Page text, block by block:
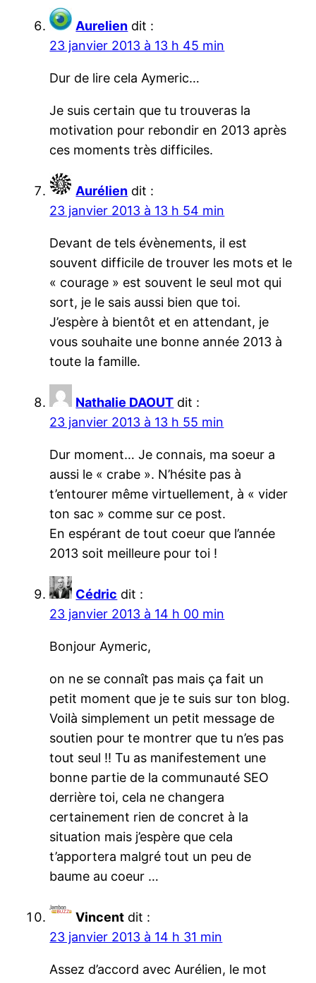
Aurelien dit :
23 janvier 2013 à 13 h 45 min
Dur de lire cela Aymeric…
Je suis certain que tu trouveras la
motivation pour rebondir en 2013 après
ces moments très difficiles.
Aurélien dit :
23 janvier 2013 à 13 h 54 min
Devant de tels évènements, il est
souvent difficile de trouver les mots et le
« courage » est souvent le seul mot qui
sort, je le sais aussi bien que toi.
J’espère à bientôt et en attendant, je
vous souhaite une bonne année 2013 à
toute la famille.
Nathalie DAOUT dit :
23 janvier 2013 à 13 h 55 min
Dur moment… Je connais, ma soeur a
aussi le « crabe ». N’hésite pas à
t’entourer même virtuellement, à « vider
ton sac » comme sur ce post.
En espérant de tout coeur que l’année
2013 soit meilleure pour toi !
Cédric dit :
23 janvier 2013 à 14 h 00 min
Bonjour Aymeric,
on ne se connaît pas mais ça fait un
petit moment que je te suis sur ton blog.
Voilà simplement un petit message de
soutien pour te montrer que tu n’es pas
tout seul !! Tu as manifestement une
bonne partie de la communauté SEO
derrière toi, cela ne changera
certainement rien de concret à la
situation mais j’espère que cela
t’apportera malgré tout un peu de
baume au coeur …
Vincent dit :
23 janvier 2013 à 14 h 31 min
Assez d’accord avec Aurélien, le mot